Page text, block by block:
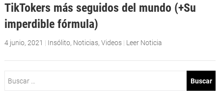
TikTokers más seguidos del mundo (+Su
imperdible fórmula)
4 junio, 2021 | Insólito, Noticias, Videos | Leer Noticia